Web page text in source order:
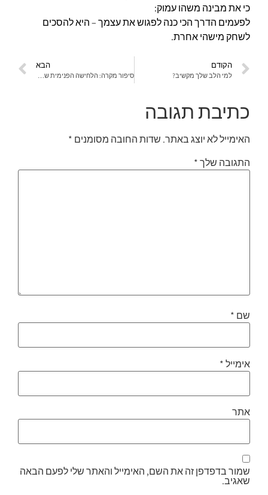
כי את מבינה משהו עמוק:
לפעמים הדרך הכי כנה לפגוש את עצמך – היא להסכים
לשחק מישהי אחרת.
הקודם
למי הלב שלך מקשיב?
הבא
כתיבת תגובה
האימייל לא יוצג באתר. שדות החובה מסומנים *
התגובה שלך*
שם *
אימייל*
אתר
שמור בדפדפן זה את השם, האימייל והאתר שלי לפעם הבאה
שאגיב.